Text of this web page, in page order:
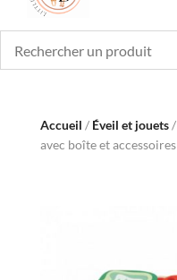
Accueil / Éveil et jouets/
avec boîte et accessoires